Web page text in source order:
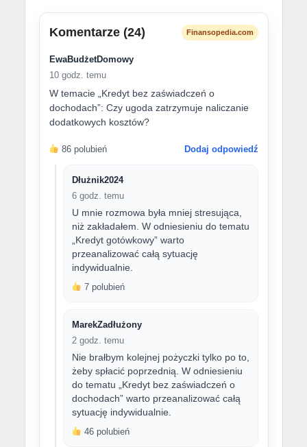
Komentarze (24) Finansopedia.com
EwaBudżetDomowy
10 godz. temu
W temacie „Kredyt bez zaświadczeń o
dochodach”: Czy ugoda zatrzymuje naliczanie
dodatkowych kosztów?
86 polubień Dodaj odpowiedź
Dłużnik2024
6 godz. temu
U mnie rozmowa była mniej stresująca,
niż zakładałem. W odniesieniu do tematu
„Kredyt gotówkowy” warto
przeanalizować całą sytuację
indywidualnie.
7 polubień
MarekZadłużony
2 godz. temu
Nie brałbym kolejnej pożyczki tylko po to,
żeby spłacić poprzednią. W odniesieniu
do tematu „Kredyt bez zaświadczeń o
dochodach” warto przeanalizować całą
sytuację indywidualnie.
46 polubień